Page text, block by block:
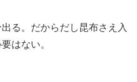
る。だからだし昆布さえ入
はない。